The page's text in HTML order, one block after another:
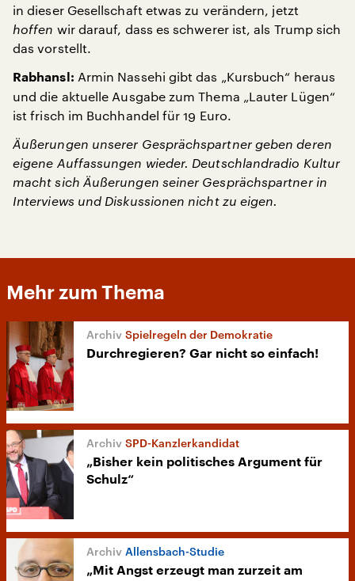
in dieser Gesellschaft etwas zu verändern, jetzt
hoffen wir darauf, dass es schwerer ist, als Trump sich
das vorstellt.
Rabhansl: Armin Nassehi gibt das „Kursbuch“ heraus
und die aktuelle Ausgabe zum Thema „Lauter Lügen“
ist frisch im Buchhandel für 19 Euro.
Äußerungen unserer Gesprächspartner geben deren
eigene Auffassungen wieder. Deutschlandradio Kultur
macht sich Äußerungen seiner Gesprächspartner in
Interviews und Diskussionen nicht zu eigen.
Mehr zum Thema
Spielregeln der Demokratie
Durchregieren? Gar nicht so einfach!
SPD-Kanzlerkandidat
„Bisher kein politisches Argument für
Schulz“
Allensbach-Studie
„Mit Angst erzeugt man zurzeit am